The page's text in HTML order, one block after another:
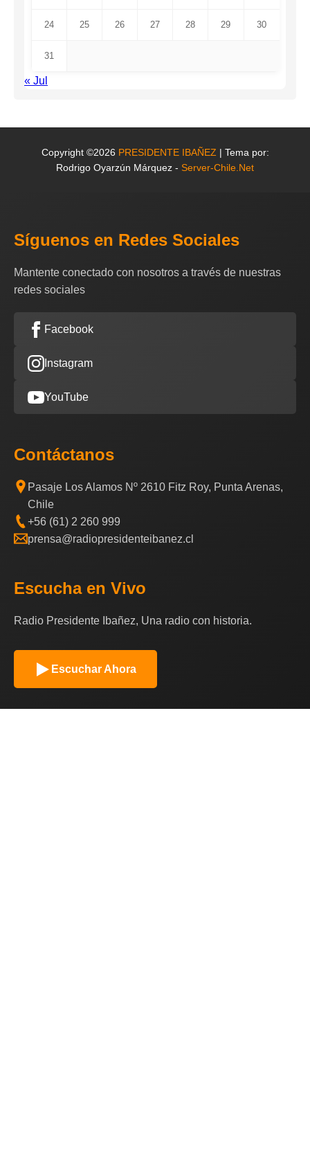
24 25 26 27 28 29 30
31
« Jul
Copyright ©2026 PRESIDENTE IBAÑEZ | Tema por:
Rodrigo Oyarzún Márquez - Server-Chile.Net
Síguenos en Redes Sociales
Mantente conectado con nosotros a través de nuestras
redes sociales
Facebook
Instagram
YouTube
Contáctanos
Pasaje Los Alamos Nº 2610 Fitz Roy, Punta Arenas,
Chile
+56 (61) 2 260 999
prensa@radiopresidenteibanez.cl
Escucha en Vivo
Radio Presidente Ibañez, Una radio con historia.
Escuchar Ahora